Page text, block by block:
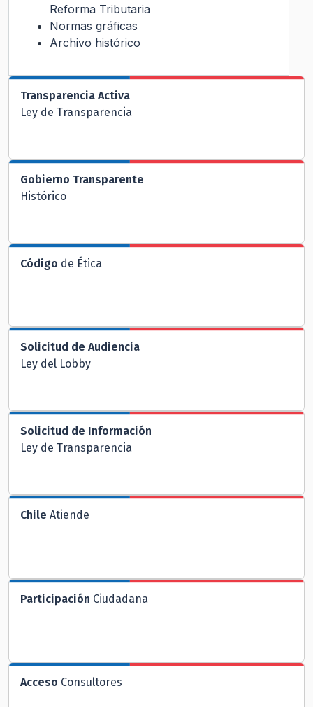
Reforma Tributaria
Normas gráficas
Archivo histórico
Transparencia Activa
Ley de Transparencia
Gobierno Transparente
Histórico
Código de Ética
Solicitud de Audiencia
Ley del Lobby
Solicitud de Información
Ley de Transparencia
Chile Atiende
Participación Ciudadana
Acceso Consultores